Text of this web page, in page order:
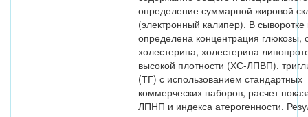
определение суммарной жировой
(электронный калипер). В сыворотке
определена концентрация глюкозы,
холестерина, холестерина
высокой плотности (ХС-ЛПВП),
(ТГ) с использованием стандартных
коммерческих наборов, расчет
ЛПНП и индекса атерогенности.